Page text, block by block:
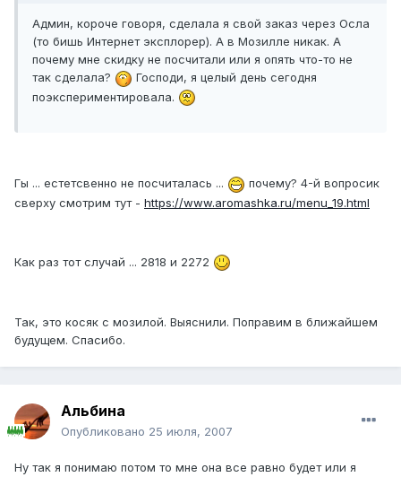
Админ, короче говоря, сделала я свой заказ через Осла
(то бишь Интернет эксплорер). А в Мозилле никак. А
почему мне скидку не посчитали или я опять что-то не
так сделала?
Господи, я целый день сегодня
поэкспериментировала.
Гы ... естетсвенно не посчиталась ...
почему? 4-й вопросик
сверху смотрим тут - https://www.aromashka.ru/menu_19.html
Как раз тот случай ... 2818 и 2272
Так, это косяк с мозилой. Выяснили. Поправим в ближайшем
будущем. Спасибо.
Альбина
Опубликовано 25 июля, 2007
Ну так я понимаю потом то мне она все равно будет или я